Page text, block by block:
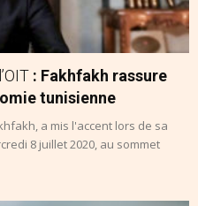
: Fakhfakh rassure
tunisienne
a mis l'accent lors de sa
8 juillet 2020, au sommet